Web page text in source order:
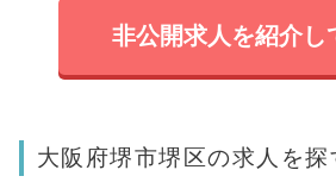
非公開求人を紹介し
大阪府堺市堺区の求人を探